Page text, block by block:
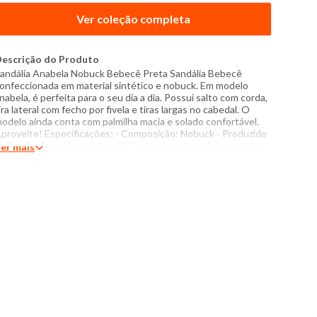
Ver coleção completa
do Produto
Anabela Nobuck Bebecê Preta Sandália Bebecê
em material sintético e nobuck. Em modelo
é perfeita para o seu dia a dia. Possui salto com corda,
lateral com fecho por fivela e tiras largas no cabedal. O
ainda conta com palmilha macia e solado confortável.
Especificações: - Composição: Nobuck - Produzido
Brasil - Tamanhos: 34 ao 39 O tom das cores dos produtos
mais